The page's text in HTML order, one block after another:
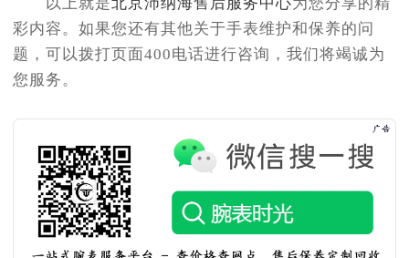
彩内容。如果您还有其他关于手表维护和保养的问
题，可以拨打页面400电话进行咨询，我们将竭诚为
您服务。